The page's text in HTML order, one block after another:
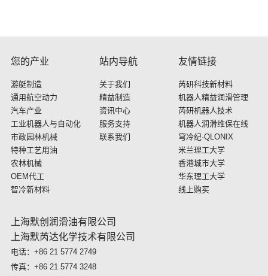
您的产业
游艇制造
通用航空动力
汽车产业
工业机器人与自动化
市政园林机械
特种工艺用油
农林机械
OEM代工
智冷新材料
站内导航
关于我们
精益制造
资讯中心
服务支持
联系我们
友情链接
芮研科技新材料
机器人精益润滑管理
芮研机器人技术
机器人润滑维保在线
穹冷纪·QLONIX
米兰理工大学
香港城市大学
华东理工大学
线上购买
上海默创润滑油有限公司
上海默芮达化学技术有限公司
电话：+86 21 5774 2749
传真：+86 21 5774 3248